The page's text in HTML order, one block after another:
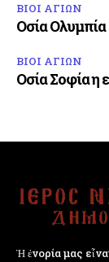
ΒΙΟΙ ΑΓΙΩΝ
Οσία
ΒΙΟΙ ΑΓΙΩΝ
Οσία Σοφία η
Ἡ ἐνορία μας